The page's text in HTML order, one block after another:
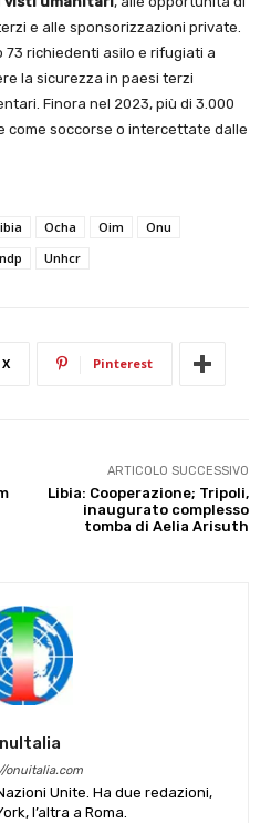
e alle sponsorizzazioni private.
73 richiedenti asilo e rifugiati a
la sicurezza in paesi terzi
Finora nel 2023, più di 3.000
come soccorse o intercettate dalle
Ocha Oim
Onu
Unhcr
X Pinterest
ARTICOLO SUCCESSIVO
Libia: Cooperazione; Tripoli,
inaugurato complesso
tomba di Aelia Arisuth
onuitalia.com
Unite. Ha due redazioni,
l’altra a Roma.